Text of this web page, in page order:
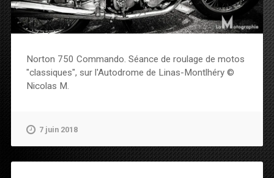
Norton 750 Commando. Séance de roulage de motos
"classiques", sur l'Autodrome de Linas-Montlhéry ©
Nicolas M.
7 juin 2018